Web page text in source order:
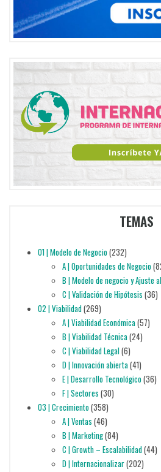
TEMAS
01 | Modelo de Negocio(232)
A | Oportunidades de Negocio
B | Modelo de negocio y Ajuste
C | Validación de Hipótesis (36)
02 | Viabilidad(269)
A | Viabilidad Económica(57)
B | Viabilidad Técnica(24)
C | Viabilidad Legal(6)
D | Innovación abierta(41)
E | Desarrollo Tecnológico(36)
F | Sectores (30)
03 | Crecimiento(358)
A | Ventas (46)
B | Marketing(84)
C | Growth – Escalabilidad(44)
D | Internacionalizar(202)